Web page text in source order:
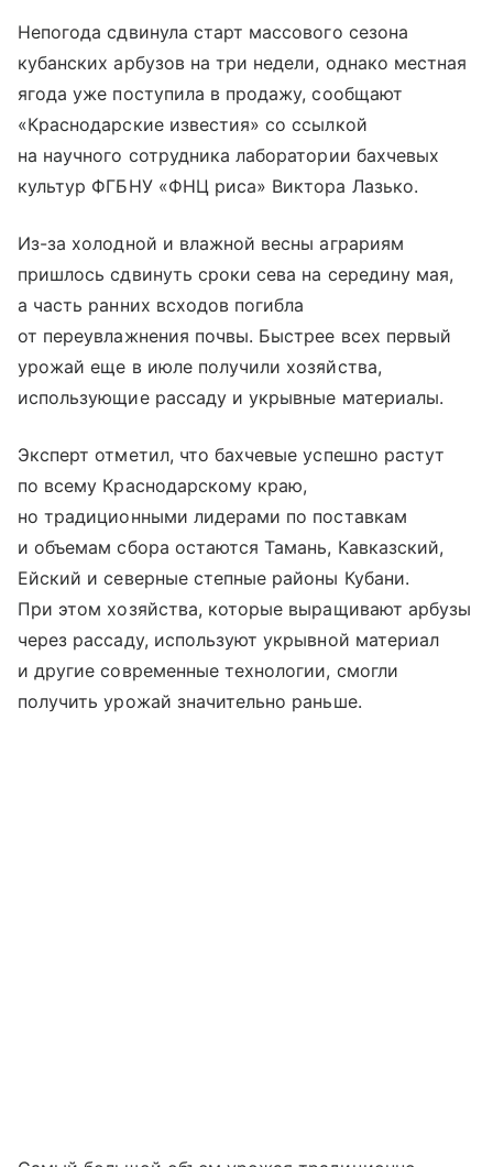
Непогода сдвинула старт массового сезона
кубанских арбузов на три недели, однако местная
ягода уже поступила в продажу, сообщают
«Краснодарские известия» со ссылкой
на научного сотрудника лаборатории бахчевых
культур ФГБНУ «ФНЦ риса» Виктора Лазько.
Из-за холодной и влажной весны аграриям
пришлось сдвинуть сроки сева на середину мая,
а часть ранних всходов погибла
от переувлажнения почвы. Быстрее всех первый
урожай еще в июле получили хозяйства,
использующие рассаду и укрывные материалы.
Эксперт отметил, что бахчевые успешно растут
по всему Краснодарскому краю,
но традиционными лидерами по поставкам
и объемам сбора остаются Тамань, Кавказский,
Ейский и северные степные районы Кубани.
При этом хозяйства, которые выращивают арбузы
через рассаду, используют укрывной материал
и другие современные технологии, смогли
получить урожай значительно раньше.